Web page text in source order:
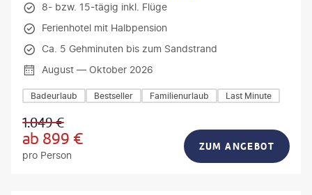
8- bzw. 15-tägig inkl. Flüge
Ferienhotel mit Halbpension
Ca. 5 Gehminuten bis zum Sandstrand
August — Oktober 2026
Badeurlaub Bestseller Familienurlaub Last Minute
1.049€
ab 899 €
pro Person
ZUM ANGEBOT